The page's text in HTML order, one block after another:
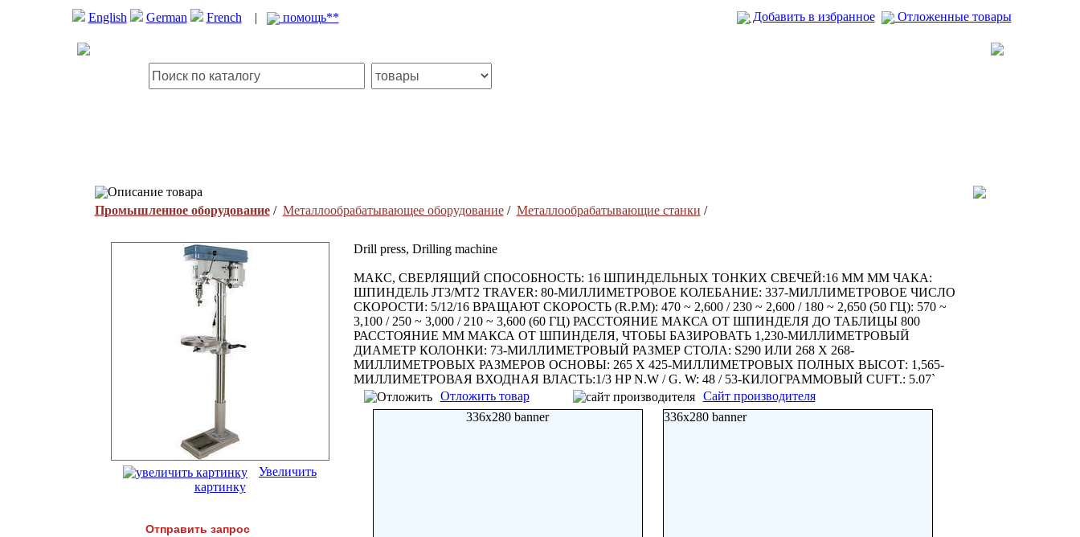
English German French | помощь** Добавить в избранное Отложенные товары
Описание товара
Промышленное оборудование/ Металлообрабатывающее оборудование/ Металлообрабатывающие станки /
Увеличить
картинку
Отправить запрос
Drill press, Drilling machine
МАКС, СВЕРЛЯЩИЙ СПОСОБНОСТЬ: 16 ШПИНДЕЛЬНЫХ ТОНКИХ СВЕЧЕЙ:16 ММ ММ ЧАКА:
ШПИНДЕЛЬ JT3/MT2 TRAVER: 80-МИЛЛИМЕТРОВОЕ КОЛЕБАНИЕ: 337-МИЛЛИМЕТРОВОЕ ЧИСЛО
СКОРОСТИ: 5/12/16 ВРАЩАЮТ СКОРОСТЬ (R.P.M): 470 ~ 2,600 / 230 ~ 2,600 / 180 ~ 2,650 (50 ГЦ): 570 ~
3,100 / 250 ~ 3,000 / 210 ~ 3,600 (60 ГЦ) РАССТОЯНИЕ МАКСА ОТ ШПИНДЕЛЯ ДО ТАБЛИЦЫ 800
РАССТОЯНИЕ ММ МАКСА ОТ ШПИНДЕЛЯ, ЧТОБЫ БАЗИРОВАТЬ 1,230-МИЛЛИМЕТРОВЫЙ
ДИАМЕТР КОЛОНКИ: 73-МИЛЛИМЕТРОВЫЙ РАЗМЕР СТОЛА: S290 ИЛИ 268 X 268-
МИЛЛИМЕТРОВЫХ РАЗМЕРОВ ОСНОВЫ: 265 X 425-МИЛЛИМЕТРОВЫХ ПОЛНЫХ ВЫСОТ: 1,565-
МИЛЛИМЕТРОВАЯ ВХОДНАЯ ВЛАСТЬ:1/3 HP N.W / G. W: 48 / 53-КИЛОГРАММОВЫЙ CUFT.: 5.07`
Отложить товар
Сайт производителя
336x280 banner
336x280 banner